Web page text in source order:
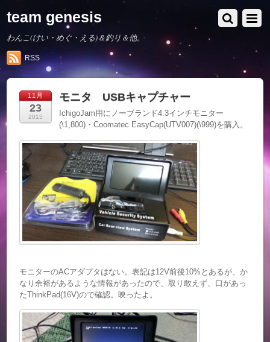
team genesis
わんこ(けい・めぐ・える)＆釣り＆他。
RSS
11月
23
2015
モニタ USBキャプチャー
IchigoJam用にノーブランド4.3インチモニター
(\1,800)・Coomatec EasyCap(UTV007)(\999)を購入。
モニターのACアダプタはない。表記は12V前後10%とあるが、か
なり余裕があるような情報があったので、取り敢えず、口があっ
たThinkPad(16V)ので確認。映ったよ。